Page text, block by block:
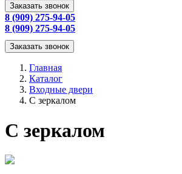
Заказать звонок
8 (909) 275-94-05
8 (909) 275-94-05
Заказать звонок
Главная
Каталог
Входные двери
С зеркалом
С зеркалом